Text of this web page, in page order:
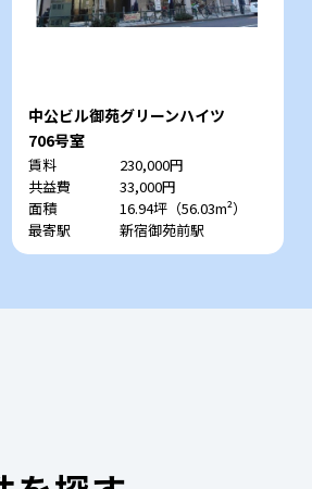
中公ビル御苑グリーンハイツ
706号室
賃料
230,000円
共益費
33,000円
面積
16.94坪（56.03m²）
最寄駅
新宿御苑前駅